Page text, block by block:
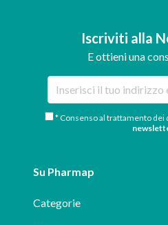
Iscriviti alla
E ottieni una
* Consenso al trattamento dei
Su Pharmap
Categorie